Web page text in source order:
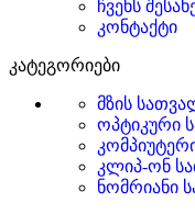
ჩვენს
კონტაქტი
კატეგორიები
მზის
ოპტიკური
კლიპ-ონ
ნომრიანი